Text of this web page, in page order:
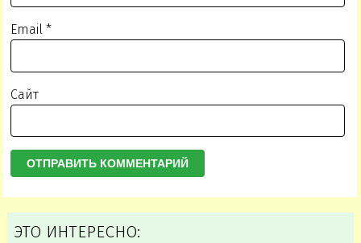
Email*
Сайт
ЭТО ИНТЕРЕСНО: